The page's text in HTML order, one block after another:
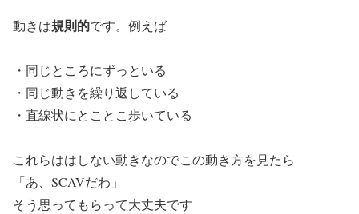
動きは規則的です。例えば
・同じところにずっといる
・同じ動きを繰り返している
・直線状にとことこ歩いている
これらははしない動きなのでこの動き方を見たら
「あ、SCAVだわ」
そう思ってもらって大丈夫です